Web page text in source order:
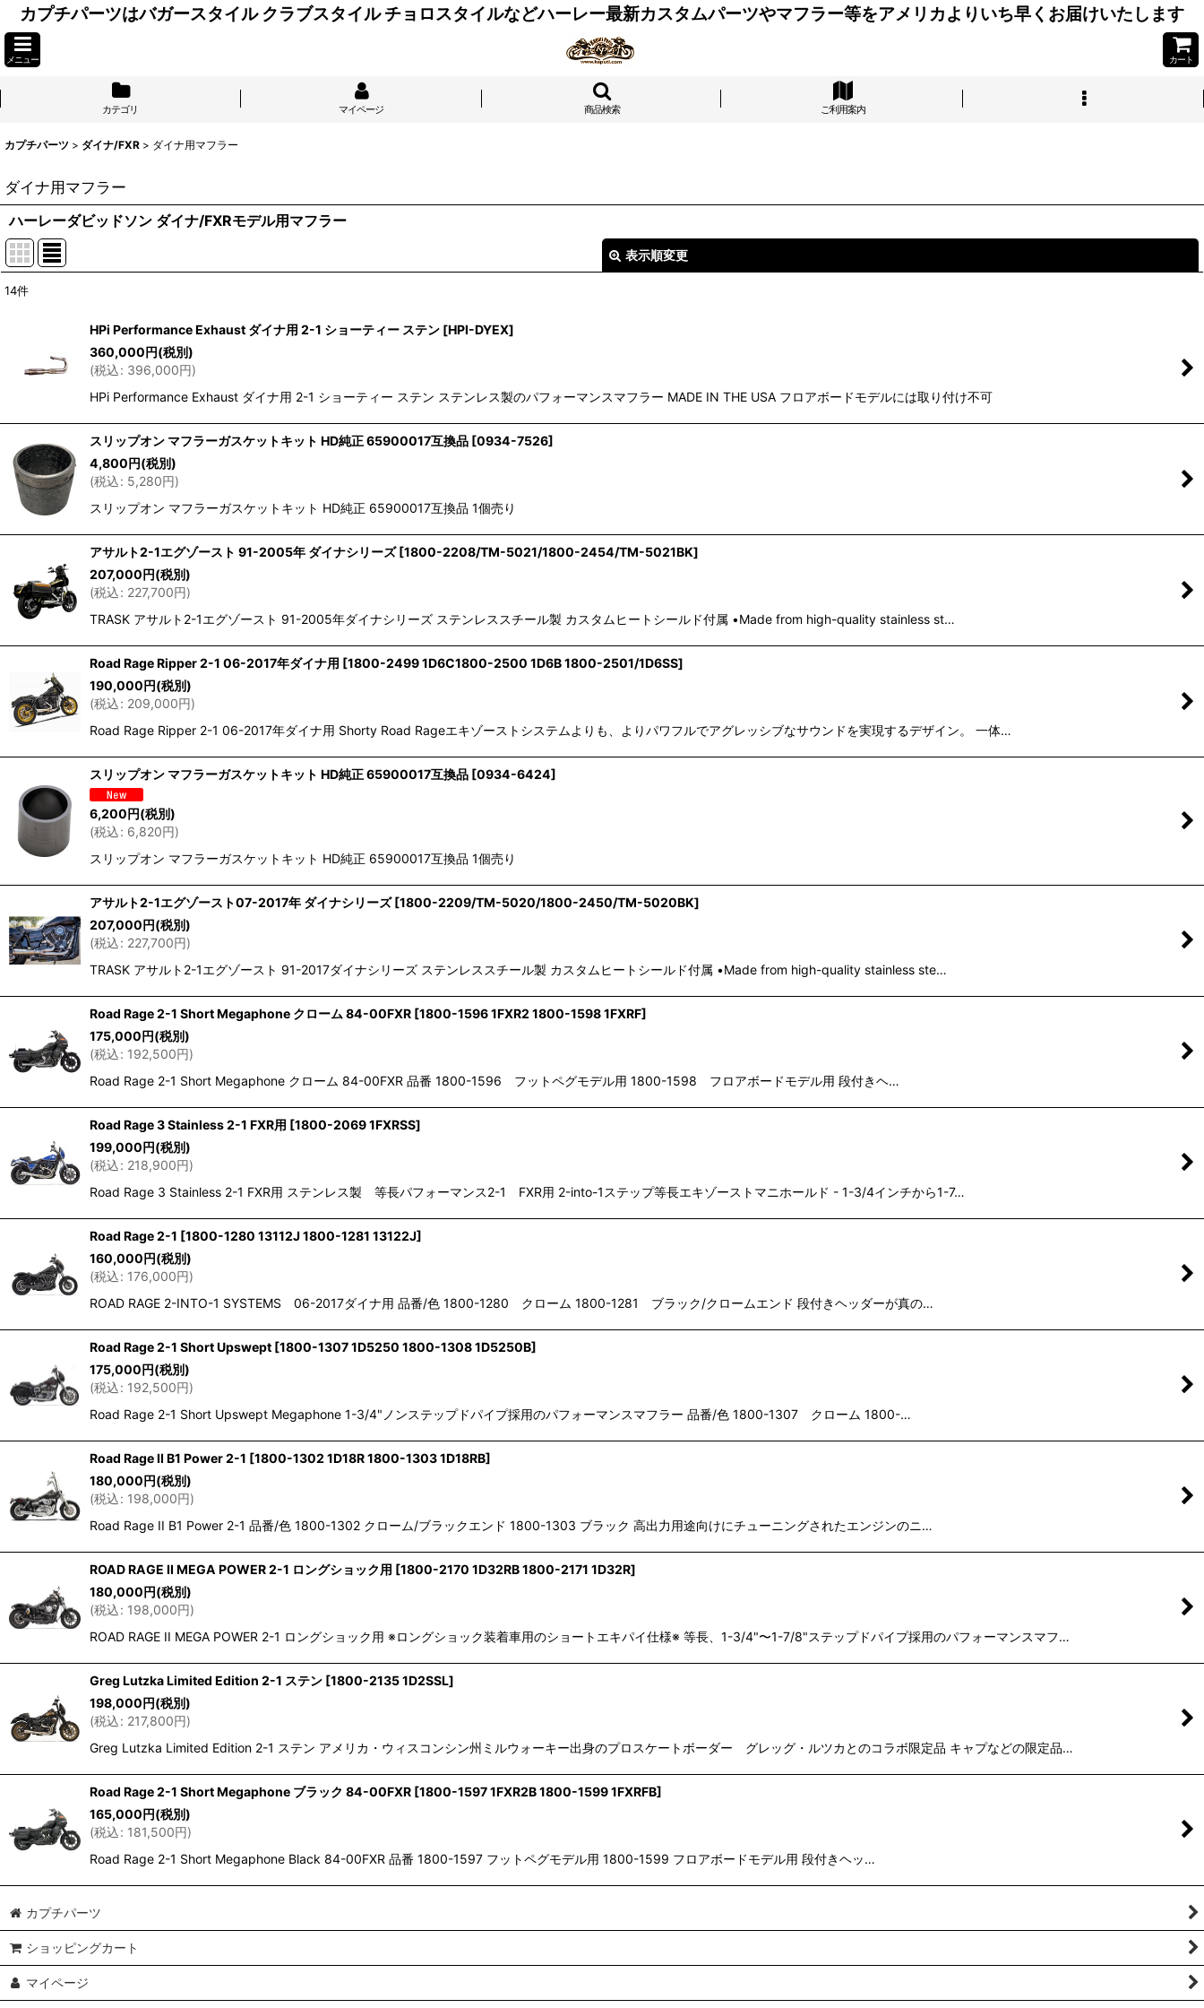
カプチパーツはバガースタイル クラブスタイル チョロスタイルなどハーレー最新カスタムパーツやマフラー等をアメリカよりいち早くお届けいたします
メニュー カート
カテゴリ マイページ 商品検索 ご利用案内
カプチパーツ > ダイナ/FXR > ダイナ用マフラー
ダイナ用マフラー
ハーレーダビッドソン ダイナ/FXRモデル用マフラー
表示順変更
並び順:
絞り込む
14件
HPi Performance Exhaust ダイナ用 2-1 ショーティー ステン [HPI-DYEX]
360,000円(税別)
(税込: 396,000円)
HPi Performance Exhaust ダイナ用 2-1 ショーティー ステン ステンレス製のパフォーマンスマフラー MADE IN THE USA フロアボードモデルには取り付け不可
スリップオン マフラーガスケットキット HD純正 65900017互換品 [0934-7526]
4,800円(税別)
(税込: 5,280円)
スリップオン マフラーガスケットキット HD純正 65900017互換品 1個売り
アサルト2-1エグゾースト 91-2005年 ダイナシリーズ [1800-2208/TM-5021/1800-2454/TM-5021BK]
207,000円(税別)
(税込: 227,700円)
TRASK アサルト2-1エグゾースト 91-2005年ダイナシリーズ ステンレススチール製 カスタムヒートシールド付属 •Made from high-quality stainless st…
Road Rage Ripper 2-1 06-2017年ダイナ用 [1800-2499 1D6C1800-2500 1D6B 1800-2501/1D6SS]
190,000円(税別)
(税込: 209,000円)
Road Rage Ripper 2-1 06-2017年ダイナ用 Shorty Road Rageエキゾーストシステムよりも、よりパワフルでアグレッシブなサウンドを実現するデザイン。 一体…
スリップオン マフラーガスケットキット HD純正 65900017互換品 [0934-6424]
6,200円(税別)
(税込: 6,820円)
スリップオン マフラーガスケットキット HD純正 65900017互換品 1個売り
アサルト2-1エグゾースト07-2017年 ダイナシリーズ [1800-2209/TM-5020/1800-2450/TM-5020BK]
207,000円(税別)
(税込: 227,700円)
TRASK アサルト2-1エグゾースト 91-2017ダイナシリーズ ステンレススチール製 カスタムヒートシールド付属 •Made from high-quality stainless ste…
Road Rage 2-1 Short Megaphone クローム 84-00FXR [1800-1596 1FXR2 1800-1598 1FXRF]
175,000円(税別)
(税込: 192,500円)
Road Rage 2-1 Short Megaphone クローム 84-00FXR 品番 1800-1596 フットペグモデル用 1800-1598 フロアボードモデル用 段付きヘ…
Road Rage 3 Stainless 2-1 FXR用 [1800-2069 1FXRSS]
199,000円(税別)
(税込: 218,900円)
Road Rage 3 Stainless 2-1 FXR用 ステンレス製 等長パフォーマンス2-1 FXR用 2-into-1ステップ等長エキゾーストマニホールド - 1-3/4インチから1-7…
Road Rage 2-1 [1800-1280 13112J 1800-1281 13122J]
160,000円(税別)
(税込: 176,000円)
ROAD RAGE 2-INTO-1 SYSTEMS 06-2017ダイナ用 品番/色 1800-1280 クローム 1800-1281 ブラック/クロームエンド 段付きヘッダーが真の…
Road Rage 2-1 Short Upswept [1800-1307 1D5250 1800-1308 1D5250B]
175,000円(税別)
(税込: 192,500円)
Road Rage 2-1 Short Upswept Megaphone 1-3/4"ノンステップドパイプ採用のパフォーマンスマフラー 品番/色 1800-1307 クローム 1800-…
Road Rage II B1 Power 2-1 [1800-1302 1D18R 1800-1303 1D18RB]
180,000円(税別)
(税込: 198,000円)
Road Rage II B1 Power 2-1 品番/色 1800-1302 クローム/ブラックエンド 1800-1303 ブラック 高出力用途向けにチューニングされたエンジンのニ…
ROAD RAGE II MEGA POWER 2-1 ロングショック用 [1800-2170 1D32RB 1800-2171 1D32R]
180,000円(税別)
(税込: 198,000円)
ROAD RAGE II MEGA POWER 2-1 ロングショック用 ※ロングショック装着車用のショートエキパイ仕様※ 等長、1-3/4"〜1-7/8"ステップドパイプ採用のパフォーマンスマフ…
Greg Lutzka Limited Edition 2-1 ステン [1800-2135 1D2SSL]
198,000円(税別)
(税込: 217,800円)
Greg Lutzka Limited Edition 2-1 ステン アメリカ・ウィスコンシン州ミルウォーキー出身のプロスケートボーダー グレッグ・ルツカとのコラボ限定品 キャプなどの限定品…
Road Rage 2-1 Short Megaphone ブラック 84-00FXR [1800-1597 1FXR2B 1800-1599 1FXRFB]
165,000円(税別)
(税込: 181,500円)
Road Rage 2-1 Short Megaphone Black 84-00FXR 品番 1800-1597 フットペグモデル用 1800-1599 フロアボードモデル用 段付きヘッ…
カプチパーツ
ショッピングカート
マイページ